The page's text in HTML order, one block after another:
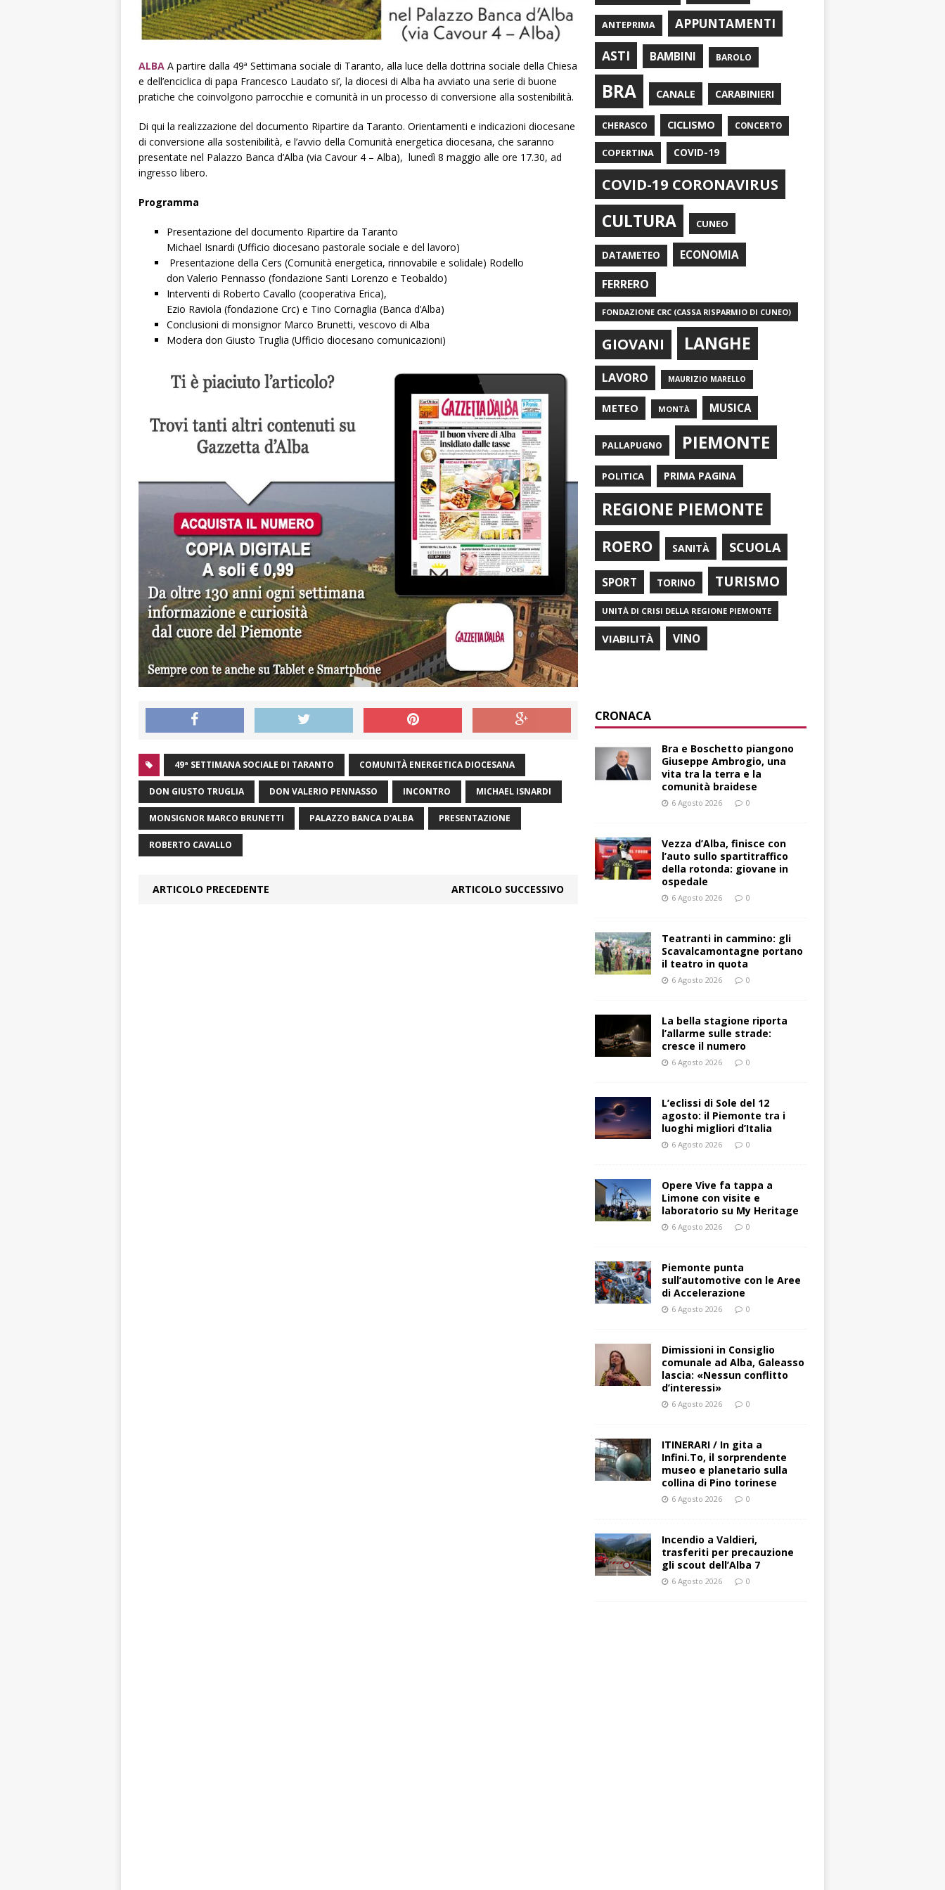
ALBA A partire dalla 49ª Settimana sociale di Taranto, alla luce della dottrina sociale della Chiesa
e dell’enciclica di papa Francesco Laudato si’, la diocesi di Alba ha avviato una serie di buone
pratiche che coinvolgono parrocchie e comunità in un processo di conversione alla sostenibilità.
Di qui la realizzazione del documento Ripartire da Taranto. Orientamenti e indicazioni diocesane
di conversione alla sostenibilità, e l’avvio della Comunità energetica diocesana, che saranno
presentate nel Palazzo Banca d’Alba (via Cavour 4 – Alba), lunedì 8 maggio alle ore 17.30, ad
ingresso libero.
Programma
Presentazione del documento Ripartire da Taranto
Michael Isnardi (Ufficio diocesano pastorale sociale e del lavoro)
Presentazione della Cers (Comunità energetica, rinnovabile e solidale) Rodello
don Valerio Pennasso (fondazione Santi Lorenzo e Teobaldo)
Interventi di Roberto Cavallo (cooperativa Erica),
Ezio Raviola (fondazione Crc) e Tino Cornaglia (Banca d’Alba)
Conclusioni di monsignor Marco Brunetti, vescovo di Alba
Modera don Giusto Truglia (Ufficio diocesano comunicazioni)
49ª SETTIMANA SOCIALE DI TARANTO COMUNITÀ ENERGETICA DIOCESANA
DON GIUSTO TRUGLIA DON VALERIO PENNASSO INCONTRO MICHAEL ISNARDI
MONSIGNOR MARCO BRUNETTI PALAZZO BANCA D'ALBA PRESENTAZIONE
ROBERTO CAVALLO
ARTICOLO PRECEDENTE ARTICOLO SUCCESSIVO
ANTEPRIMA
APPUNTAMENTI
ASTI
BAMBINI BAROLO
BRA CANALE CARABINIERI
CHERASCO CICLISMO CONCERTO
COPERTINA COVID-19
COVID-19 CORONAVIRUS
CULTURA CUNEO
DATAMETEO ECONOMIA
FERRERO
FONDAZIONE CRC (CASSA RISPARMIO DI CUNEO)
GIOVANI LANGHE
LAVORO MAURIZIO MARELLO
METEO MONTÀ MUSICA
PALLAPUGNO PIEMONTE
POLITICA PRIMA PAGINA
REGIONE PIEMONTE
ROERO SANITÀ SCUOLA
SPORT TORINO TURISMO
UNITÀ DI CRISI DELLA REGIONE PIEMONTE
VIABILITÀ VINO
CRONACA
Bra e Boschetto piangono
Giuseppe Ambrogio, una
vita tra la terra e la
comunità braidese
6 Agosto 2026 0
Vezza d’Alba, finisce con
l’auto sullo spartitraffico
della rotonda: giovane in
ospedale
6 Agosto 2026 0
Teatranti in cammino: gli
Scavalcamontagne portano
il teatro in quota
6 Agosto 2026 0
La bella stagione riporta
l’allarme sulle strade:
cresce il numero
6 Agosto 2026 0
L’eclissi di Sole del 12
agosto: il Piemonte tra i
luoghi migliori d’Italia
6 Agosto 2026 0
Opere Vive fa tappa a
Limone con visite e
laboratorio su My Heritage
6 Agosto 2026 0
Piemonte punta
sull’automotive con le Aree
di Accelerazione
6 Agosto 2026 0
Dimissioni in Consiglio
comunale ad Alba, Galeasso
lascia: «Nessun conflitto
d’interessi»
6 Agosto 2026 0
ITINERARI / In gita a
Infini.To, il sorprendente
museo e planetario sulla
collina di Pino torinese
6 Agosto 2026 0
Incendio a Valdieri,
trasferiti per precauzione
gli scout dell’Alba 7
6 Agosto 2026 0